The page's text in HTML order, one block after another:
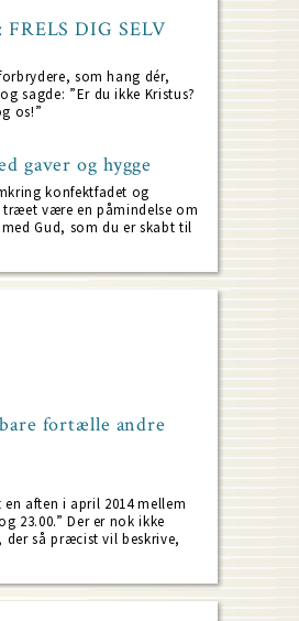
DIG SELV
som hang dér,
sagde: ”Er du ikke Kristus?
os!”
gaver og hygge
konfektfadet og
træet være en påmindelse om
Gud, som du er skabt til
fortælle andre
en aften i april 2014 mellem
23.00.” Der er nok ikke
der så præcist vil beskrive,